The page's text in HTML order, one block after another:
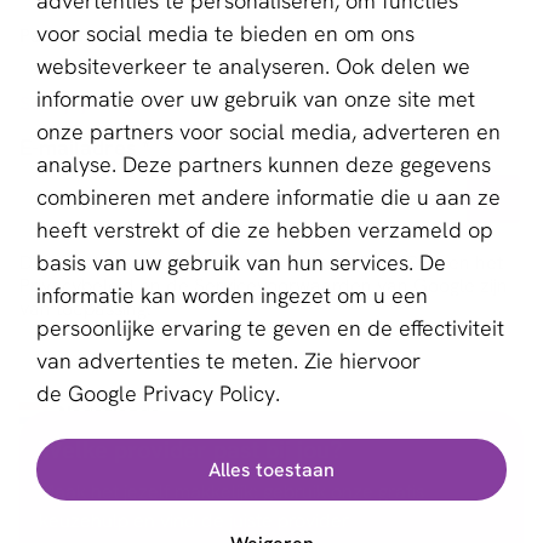
voor social media te bieden en om ons
websiteverkeer te analyseren. Ook delen we
informatie over uw gebruik van onze site met
onze partners voor social media, adverteren en
analyse. Deze partners kunnen deze gegevens
combineren met andere informatie die u aan ze
heeft verstrekt of die ze hebben verzameld op
basis van uw gebruik van hun services. De
informatie kan worden ingezet om u een
persoonlijke ervaring te geven en de effectiviteit
van advertenties te meten. Zie hiervoor
de Google Privacy Policy.
Alles toestaan
girocard
swish
Partner worden
Schrijf je in voor de nieuwsbrief
E-mailadres *
Deze website wordt beschermd door reCAPTCHA en het
Privacybeleid
en de Servicevoorwaarden
van toepassing.
Nederlands
Copyright © 2011 - 2026 | aboutPayments
Welke provider past bij jou?
Maak het jezelf makkelijk: gebruik onze gratis